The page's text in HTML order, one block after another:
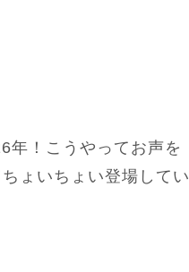
年！こうやってお声を
ょいちょい登場してい